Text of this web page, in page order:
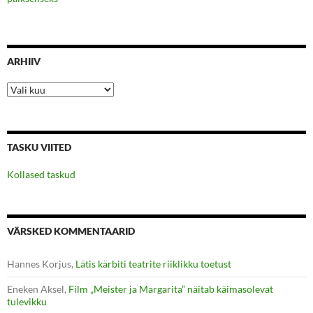
ARHIIV
Arhiiv
TASKU VIITED
Kollased taskud
VÄRSKED KOMMENTAARID
Hannes Korjus, Lätis kärbiti teatrite riiklikku toetust
Eneken Aksel, Film „Meister ja Margarita” näitab käimasolevat
tulevikku